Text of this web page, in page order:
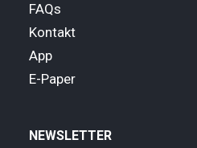
FAQs
Kontakt
App
E-Paper
NEWSLETTER